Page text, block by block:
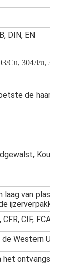
DIN, EN
Cu, 304/l/u,
de haarlijn,
laag van plastic
CIF, FCA,
Western Union,
het